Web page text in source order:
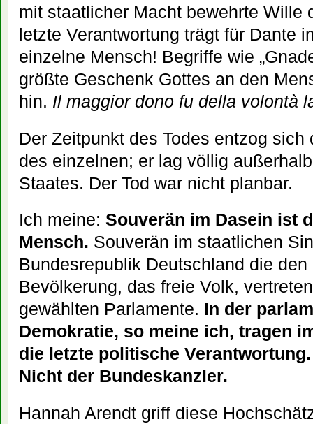
mit staatlicher Macht bewehrte Wille
letzte Verantwortung trägt für Dante
einzelne Mensch! Begriffe wie
größte Geschenk Gottes an den
hin. Il maggior dono fu della volontà
Der Zeitpunkt des Todes entzog
des einzelnen; er lag völlig
Staates. Der Tod war nicht planbar.
Ich meine: Souverän im Dasein ist
Mensch. Souverän im staatlichen
Bundesrepublik Deutschland die
Bevölkerung, das freie Volk,
gewählten Parlamente. In der
Demokratie, so meine ich, tragen
die letzte politische
Nicht der Bundeskanzler.
Hannah Arendt griff diese